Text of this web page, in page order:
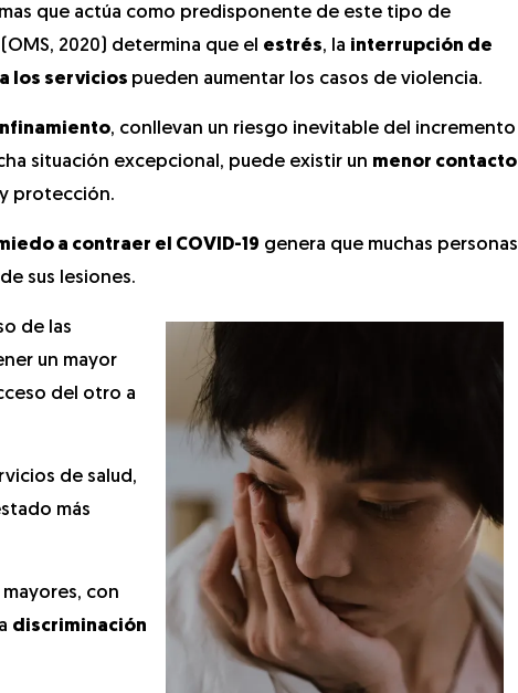
que actúa como predisponente de este tipo de
2020) determina que el estrés, la interrupción de
los servicios pueden aumentar los casos de violencia.
, conllevan un riesgo inevitable del incremento
situación excepcional, puede existir un menor contacto
protección.
a contraer el COVID-19 genera que muchas personas
sus lesiones.
de las
un mayor
del otro a
de salud,
más
con
discriminación